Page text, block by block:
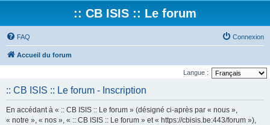
:: CB ISIS :: Le forum
FAQ Connexion
Accueil du forum
Langue :
:: CB ISIS :: Le forum - Inscription
En accédant à « :: CB ISIS :: Le forum » (désigné ci-après par « nous »,
« notre », « nos », « :: CB ISIS :: Le forum » et « https://cbisis.be:443/forum »),